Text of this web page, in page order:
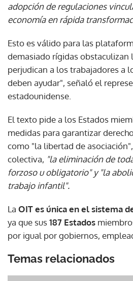
adopción de regulaciones
economía en rápida
Esto es válido para las
demasiado rígidas obstaculizan
perjudican a los trabajadores a
deben ayudar", señaló el
estadounidense.
El texto pide a los Estados
medidas para garantizar
como "la libertad de
colectiva, "la eliminación de
forzoso u obligatorio" y "la
trabajo infantil".
La OIT es única en el sistema
ya que sus187 Estados
por igual por gobiernos,
Temas relacionados